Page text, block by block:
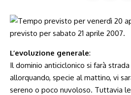
L’evoluzione generale:
Il dominio anticiclonico si farà
allorquando, specie al mattino, vi
sereno o poco nuvoloso. Tuttavia